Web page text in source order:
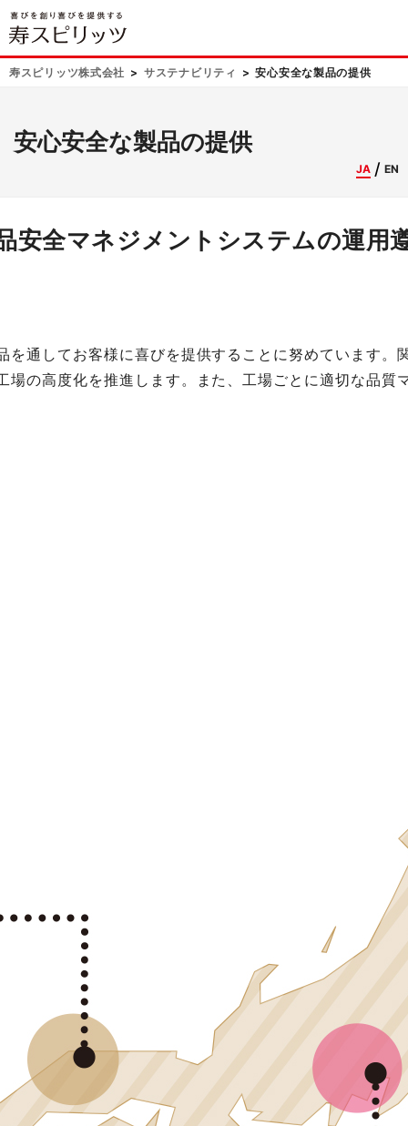
寿スピリッツ株式会社 サステナビリティ 安心安全な製品の提供
安心安全な製品の提供
JA EN
安全マネジメントシステムの運用
通してお客様に喜びを提供することに努めています
の高度化を推進します。また、工場ごとに適切な品